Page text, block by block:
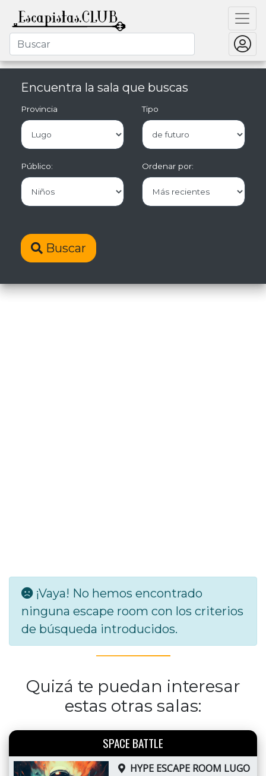
Encuentra la sala que buscas
Provincia Tipo
Público: Ordenar por:
Buscar
¡Vaya! No hemos encontrado
ninguna escape room con los criterios
de búsqueda introducidos.
Quizá te puedan interesar
estas otras salas:
SPACE BATTLE
HYPE ESCAPE ROOM LUGO